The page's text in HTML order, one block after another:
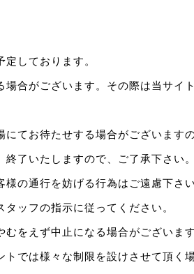
しております。
場合がございます。その際は当サイ
てお待たせする場合がございます
了いたしますので、ご了承下さい。
の通行を妨げる行為はご遠慮下さい
ッフの指示に従ってください。
をえず中止になる場合がございます
トでは様々な制限を設けさせて頂く